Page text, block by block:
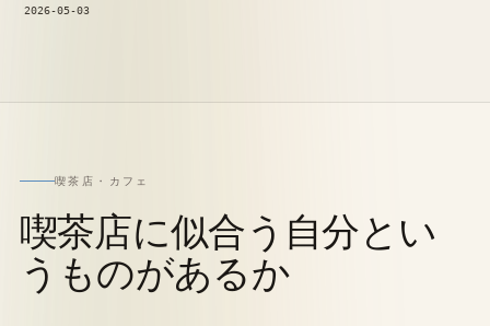
2026-05-03
喫茶店・カフェ
喫茶店に似合う自分とい
うものがあるか